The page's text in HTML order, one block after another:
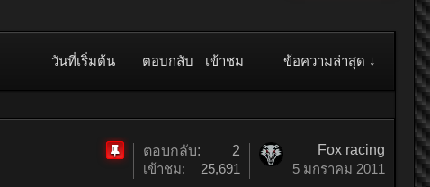
วันที่เริ่มต้น ตอบกลับ เข้าชม ข้อความล่าสุด ↓
ตอบกลับ:
2
เข้าชม:
25,691
Fox racing
5 มกราคม 2011